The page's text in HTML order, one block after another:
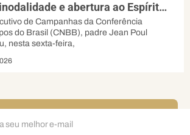
e abertura ao Espírito,
Jean Poul
de Campanhas da Conferência
do Brasil (CNBB), padre Jean Poul
nesta sexta-feira,